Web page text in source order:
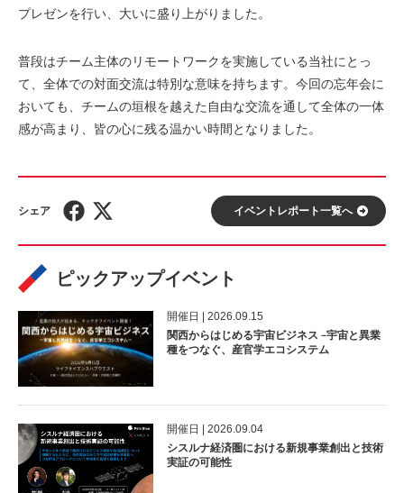
プレゼンを行い、大いに盛り上がりました。
普段はチーム主体のリモートワークを実施している当社にとっ
て、全体での対面交流は特別な意味を持ちます。今回の忘年会に
おいても、チームの垣根を越えた自由な交流を通して全体の一体
感が高まり、皆の心に残る温かい時間となりました。
イベントレポート⼀覧へ
ピックアップイベント
開催⽇ | 2026.09.15
関西からはじめる宇宙ビジネス –宇宙と異業
種をつなぐ、産官学エコシステム
開催⽇ | 2026.09.04
シスルナ経済圏における新規事業創出と技術
実証の可能性